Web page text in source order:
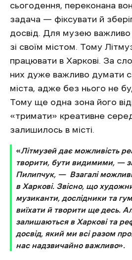
сьогодення, переконана
задача — фіксувати й
досвід. Для музею
зі своїм містом. Тому
працювати в Харкові. За
них дуже важливо думати
міста, адже без нього не
Тому ще одна зона його
«тримати» креативне
залишилось в місті.
«Літмузей дає можливість
творити, бути видимими, —
Пилипчук, — Взагалі
в Харкові. Звісно, що
музиканти, дослідники та
виїхати й творити ще десь.
залишаються в Харкові та
досвід, який ми всі разом
нас надзвичайно важливо»